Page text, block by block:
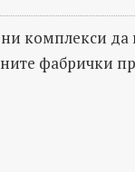
комплекси да
фабрички